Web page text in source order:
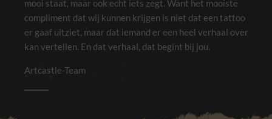
mooi staat, maar ook echt iets zegt. Want het mooiste
compliment dat wij kunnen krijgen is niet dat een tattoo
er gaaf uitziet, maar dat iemand er een heel verhaal over
kan vertellen. En dat verhaal, dat begint bij jou.
Artcastle-Team